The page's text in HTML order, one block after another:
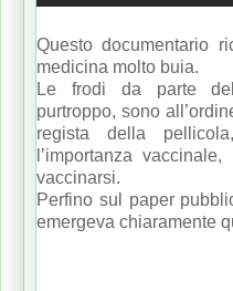
Questo documentario
medicina molto buia.
Le frodi da parte
purtroppo, sono
regista della
l’importanza
vaccinarsi.
Perfino sul paper
emergeva chiaramente